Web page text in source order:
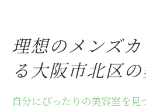
談する方法
北区のエリア別に見
口コミ評価の高い美
予約前に知っておき
理想のメンズ
る大阪市北区
自分にぴったりの美容室を見